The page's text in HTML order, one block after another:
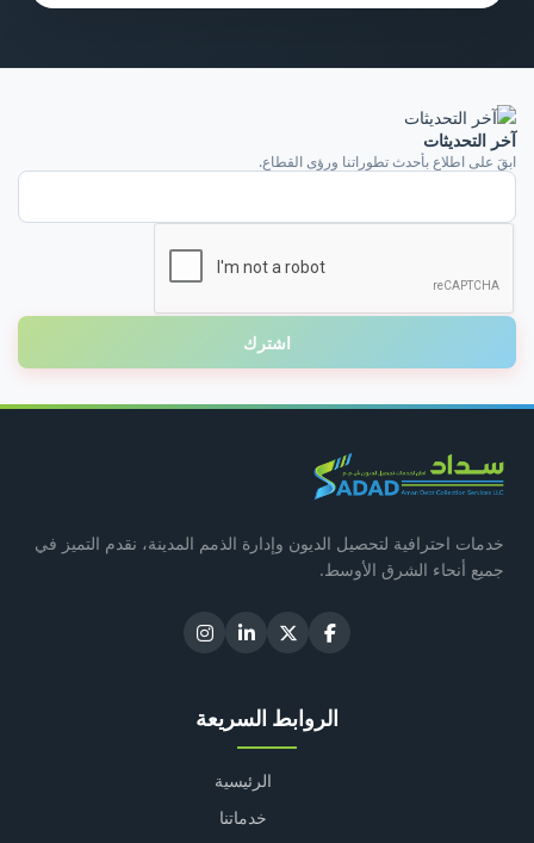
آخر التحديثات
ابقَ على اطلاعٍ بأحدث تطوراتنا ورؤى القطاع.
اشترك
خدمات احترافية لتحصيل الديون وإدارة الذمم المدينة، نقدم التميز في
جميع أنحاء الشرق الأوسط.
الروابط السريعة
الرئيسية
خدماتنا